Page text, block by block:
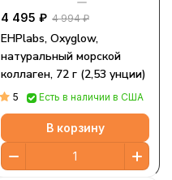
4 495 ₽ 4 994 ₽
EHPlabs, Oxyglow,
натуральный морской
коллаген, 72 г (2,53 унции)
5 Есть в наличии в США
В корзину